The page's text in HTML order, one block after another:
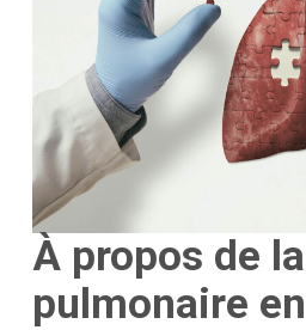
À propos de
pulmonaire